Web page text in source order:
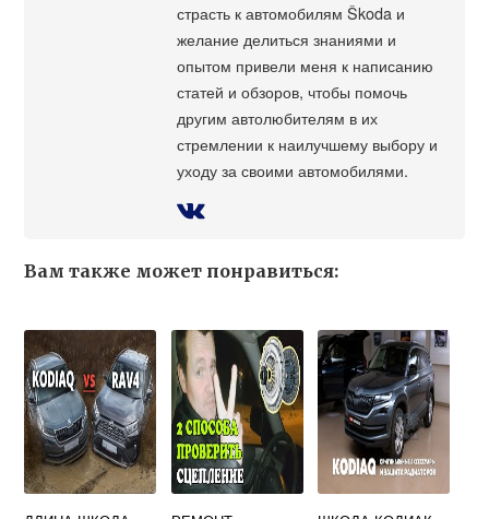
страсть к автомобилям Škoda и
желание делиться знаниями и
опытом привели меня к написанию
статей и обзоров, чтобы помочь
другим автолюбителям в их
стремлении к наилучшему выбору и
уходу за своими автомобилями.
Вам также может понравиться: